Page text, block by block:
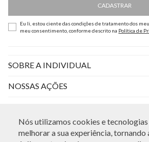
Nós utilizamos cookies e
melhorar a sua experiência, tornando
CADASTRAR
Eu li, estou ciente das condições de tratamento dos
meu consentimento, conforme descrito na Política de
SOBRE A INDIVIDUAL
Quem Somos
Fale Conosco
Nossas lojas
NOSSAS AÇÕES
Azul Fidelidade
Visa
Atendimento